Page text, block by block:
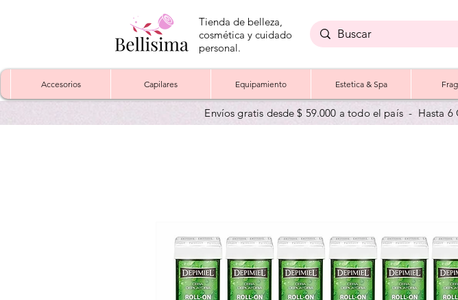
Tienda de belleza,
cosmética y cuidado
personal.
Accesorios Capilares Equipamiento Estetica & Spa
Envíos gratis desde $ 59.000 a todo el país - Hasta 6